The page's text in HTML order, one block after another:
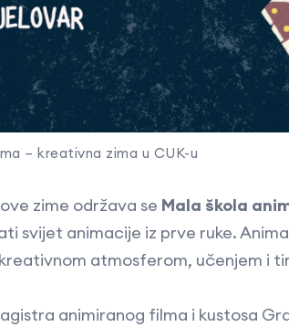
– kreativna zima u CUK-u
zime održava se Mala škola
svijet animacije iz prve ruke.
atmosferom, učenjem i
animiranog filma i kustosa